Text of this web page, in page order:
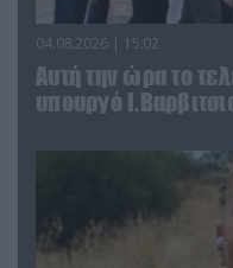
04.08.2026 | 15:02
Αυτή την ώρα το
υπουργό